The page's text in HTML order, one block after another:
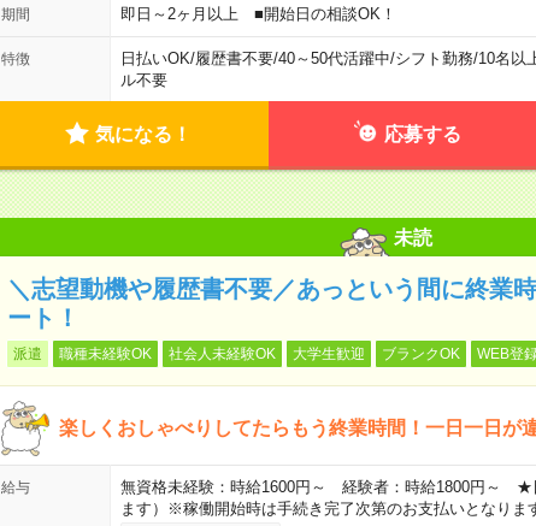
期間 即日～2ヶ月以上 ■開始日の相談OK！
特徴 日払いOK/履歴書不要/40～50代活躍中/シフト勤務/10名以
ル不要
気になる！ 応募する
未読
＼志望動機や履歴書不要／あっという間に終業
ート！
派遣 職種未経験OK 社会人未経験OK 大学生歓迎 ブランクOK WEB登
楽しくおしゃべりしてたらもう終業時間！一日一日が
給与
無資格未経験：時給1600円～ 経験者：時給1800円～ ★
ます）※稼働開始時は手続き完了次第のお支払いとなりま